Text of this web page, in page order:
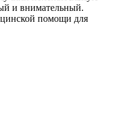
и внимательный.
помощи для